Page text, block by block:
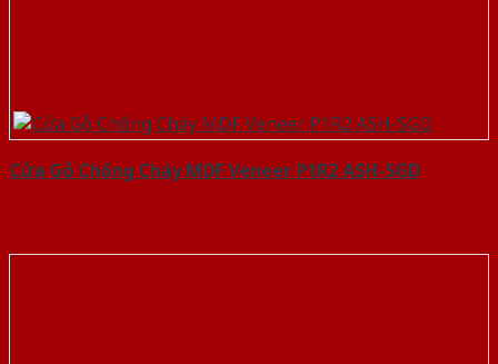
Cửa Gỗ Chống Cháy MDF Veneer P1R2 ASH-SGD